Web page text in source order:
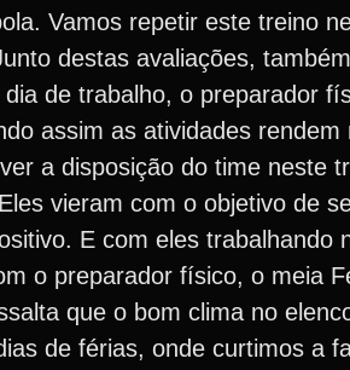
Vamos repetir este treino
destas avaliações,
de trabalho, o preparador
assim as atividades rendem
a disposição do time neste
vieram com o objetivo de
E com eles trabalhando
o preparador físico, o meia
que o bom clima no
de férias, onde curtimos a